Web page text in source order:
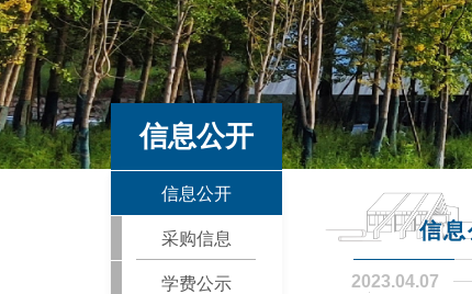
信息公开
信息公开
采购信息
学费公示
信
2023.04.07